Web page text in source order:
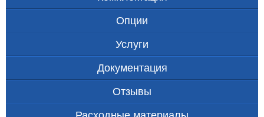
Опции
Услуги
Документация
Отзывы